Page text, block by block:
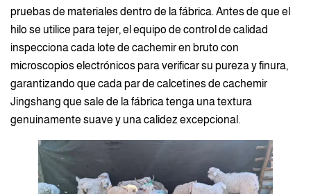
pruebas de materiales dentro de la fábrica. Antes de que el
hilo se utilice para tejer, el equipo de control de calidad
inspecciona cada lote de cachemir en bruto con
microscopios electrónicos para verificar su pureza y finura,
garantizando que cada par de calcetines de cachemir
Jingshang que sale de la fábrica tenga una textura
genuinamente suave y una calidez excepcional.